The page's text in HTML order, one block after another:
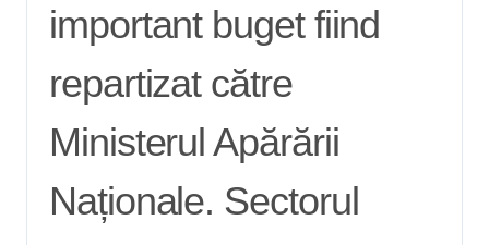
important buget fiind
repartizat către
Ministerul Apărării
Naționale. Sectorul